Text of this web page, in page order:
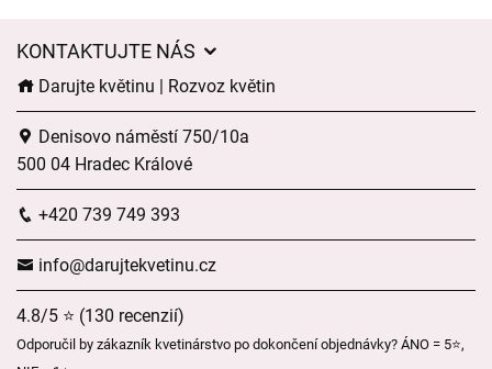
KONTAKTUJTE NÁS
Darujte květinu | Rozvoz květin
Denisovo náměstí 750/10a
500 04 Hradec Králové
+420 739 749 393
info@darujtekvetinu.cz
4.8/5 ⭐ (130 recenzií)
Odporučil by zákazník kvetinárstvo po dokončení objednávky? ÁNO = 5⭐,